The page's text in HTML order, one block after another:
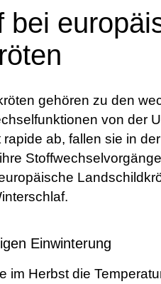
bei
gehören zu den
von der
ab, fallen sie in
Einwinterung
im Herbst die